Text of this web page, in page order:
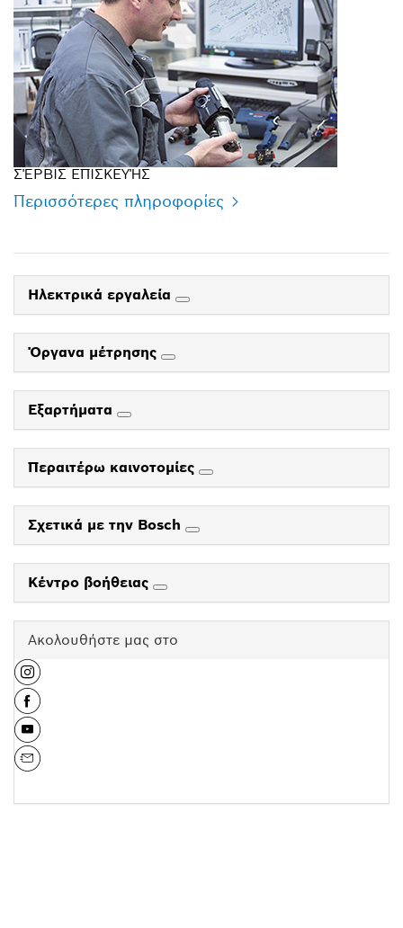
ΣΈΡΒΙΣ ΕΠΙΣΚΕΥΉΣ
Περισσότερες πληροφορίες
Ηλεκτρικά εργαλεία
Όργανα μέτρησης
Εξαρτήματα
Περαιτέρω καινοτομίες
Σχετικά με την Bosch
Κέντρο βοήθειας
Ακολουθήστε μας στο